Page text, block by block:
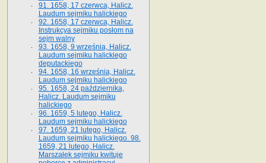
91. 1658, 17 czerwca, Halicz.
Laudum sejmiku halickiego
92. 1658, 17 czerwca, Halicz.
Instrukcya sejmiku posłom na
sejm walny
93. 1658, 9 września, Halicz.
Laudum sejmiku halickiego
deputackiego
94. 1658, 16 września, Halicz.
Laudum sejmiku halickiego
95. 1658, 24 października,
Halicz. Laudum sejmiku
halickiego
96. 1659, 5 lutego, Halicz.
Laudum sejmiku halickiego
97. 1659, 21 lutego, Halicz.
Laudum sejmiku halickiego. 98.
1659, 21 lutego, Halicz.
Marszałek sejmiku kwituje